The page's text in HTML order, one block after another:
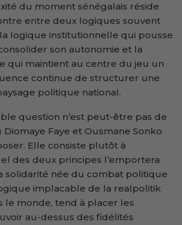
du moment sénégalais réside
entre deux logiques souvent
logique institutionnelle qui pousse
son autonomie et la
qui maintient au centre du jeu un
continue de structurer une
politique national.
question n’est peut-être pas de
Diomaye Faye et Ousmane Sonko
Elle consiste plutôt à
des deux principes l’emportera
solidarité née du combat politique
implacable de la realpolitik
le monde, tend à placer les
au-dessus des fidélités